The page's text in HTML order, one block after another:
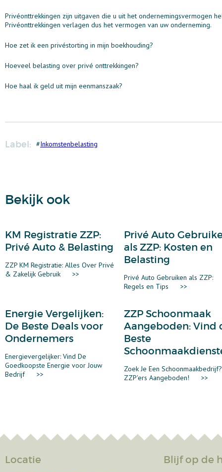
Privéonttrekkingen zijn uitgaven die u uit het ondernemingsvermogen
Privéonttrekkingen verlagen dus het vermogen van uw onderneming.
Hoe zet ik een privéstorting in mijn boekhouding?
Hoeveel belasting over privé onttrekkingen?
Hoe haal ik geld uit mijn eenmanszaak?
Label: #Inkomstenbelasting
Bekijk ook
KM Registratie ZZP:
Privé Auto & Belasting
ZZP KM Registratie: Alles Over Privé
& Zakelijk Gebruik
>>
Privé Auto
als ZZP: Kosten en
Belasting
Privé Auto Gebruiken als ZZP:
Regels en Tips
>>
Energie Vergelijken:
De Beste Deals voor
Ondernemers
Energievergelijker: Vind De
Goedkoopste Energie voor Jouw
Bedrijf
>>
ZZP Schoonmaak
Aangeboden: Vind
Beste
Zoek Je Een Schoonmaakbedrijf?
ZZP'ers Aangeboden!
>>
Locatie Blijf op de